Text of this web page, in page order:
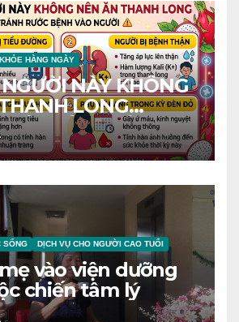
HÀNG NGÀY
NÀY KHÔNG
LONG
BỆNH VÀO
SỐNG DỊCH VỤ CHO NGƯỜI CAO TUỔI
vào viện dưỡng
chiến tâm lý